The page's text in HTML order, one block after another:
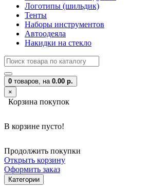
Логотипы (шильдик)
Тенты
Наборы инструментов
Автоодеяла
Накидки на стекло
0 товаров, на 0.00 р.
×
Корзина покупок
В корзине пусто!
Продолжить покупки
Открыть корзину
Оформить заказ
Категории